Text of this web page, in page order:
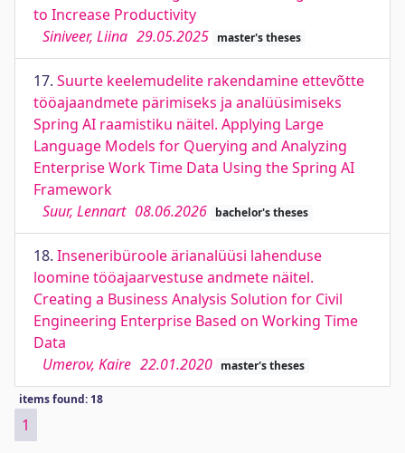
to Increase Productivity
Siniveer, Liina 29.05.2025 master's theses
17. Suurte keelemudelite rakendamine ettevõtte
tööajaandmete pärimiseks ja analüüsimiseks
Spring AI raamistiku näitel. Applying Large
Language Models for Querying and Analyzing
Enterprise Work Time Data Using the Spring AI
Framework
Suur, Lennart 08.06.2026 bachelor's theses
18. Inseneribüroole ärianalüüsi lahenduse
loomine tööajaarvestuse andmete näitel.
Creating a Business Analysis Solution for Civil
Engineering Enterprise Based on Working Time
Data
Umerov, Kaire 22.01.2020 master's theses
items found: 18
1